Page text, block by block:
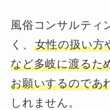
風俗コンサルティ
く、 女性の扱い方
など多岐に渡るた
お願いするのであ
しれません。